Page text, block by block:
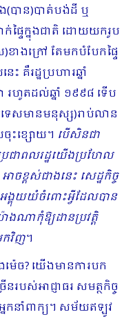
បាន)បាត់បង់ដី ឬ
ក់ផ្ទៃក្នុងជាតិ ដោយយករូប
ាងក្រៅ តែមកបំបែកផ្ទៃ
ះ គឺរដ្ឋប្រហារឆ្នាំ
រហូតដល់ឆ្នាំ ១៩៩៨ ទើប
េសមានមនុស្ស)រាប់លាន
ចុះខ្សោយ។ បើសិនជា
ប្រជាពលរដ្ឋយើងប្រហែល
ចខ្ពស់ជាងនេះ សេដ្ឋកិច្ច
ង្គុយយំចំពោះអ្វីដែលបាន
ងណាកុំឱ្យដានប្រវត្តិ
កវិញ។
េច? យើងមានការបក
បស់អាជ្ញាធរ សមត្ថកិច្ច
នកនាំពាក្យ។ សម័យឥឡូវ